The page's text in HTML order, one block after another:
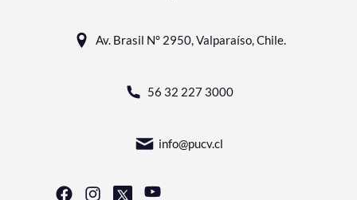
Av. Brasil N° 2950, Valparaíso, Chile.
56 32 227 3000
info@pucv.cl